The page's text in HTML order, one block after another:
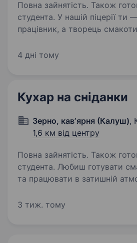
Повна зайнятість. Також
студента. У нашій піцерії ти — не просто
працівник, а творець
у команду піцайоло, який
4 дні тому
Кухар на сніданки
Зерно, кавʼярня (Калуш),
1,6 км від центру
Повна зайнятість. Також
студента. Любиш готувати смачні сніданки
та працювати в затишній
08:00−16:00 Що потрібно робити:
3 тиж. тому